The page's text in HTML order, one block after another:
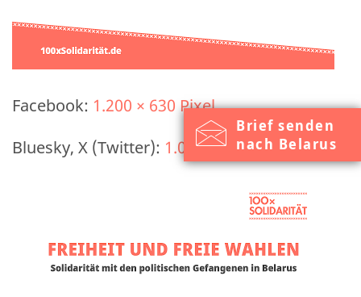
Brief senden
nach Belarus
Facebook: 1.200 × 630 Pixel
Bluesky, X (Twitter): 1.024 × 512 Pixel